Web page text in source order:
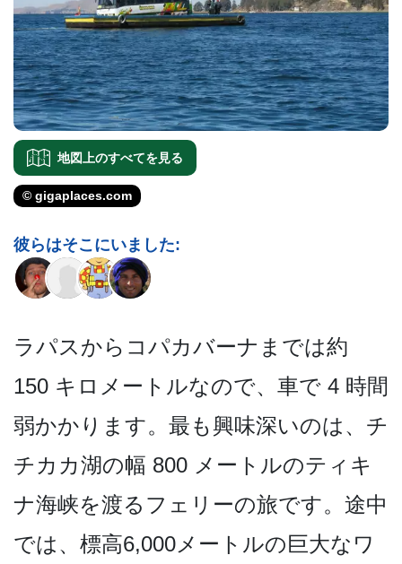
地図上のすべてを見る
© gigaplaces.com
彼らはそこにいました:
ラパスからコパカバーナまでは約
150 キロメートルなので、車で 4 時間
弱かかります。最も興味­深いのは、チ
チカカ湖の幅 800 メートルのティキ
ナ海峡を渡­るフェリーの旅です。途中
では、標高6,000メー­トルの巨大なワ